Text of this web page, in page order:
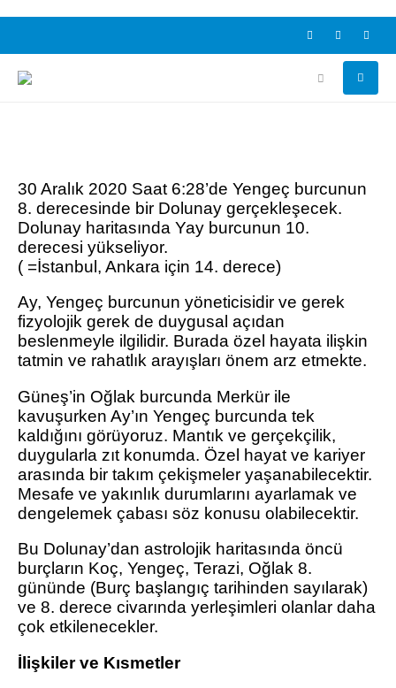
30 Aralık 2020 Saat 6:28’de Yengeç burcunun
8. derecesinde bir Dolunay gerçekleşecek.
Dolunay haritasında Yay burcunun 10.
derecesi yükseliyor.
( =İstanbul, Ankara için 14. derece)
Ay, Yengeç burcunun yöneticisidir ve gerek
fizyolojik gerek de duygusal açıdan
beslenmeyle ilgilidir. Burada özel hayata ilişkin
tatmin ve rahatlık arayışları önem arz etmekte.
Güneş’in Oğlak burcunda Merkür ile
kavuşurken Ay’ın Yengeç burcunda tek
kaldığını görüyoruz. Mantık ve gerçekçilik,
duygularla zıt konumda. Özel hayat ve kariyer
arasında bir takım çekişmeler yaşanabilecektir.
Mesafe ve yakınlık durumlarını ayarlamak ve
dengelemek çabası söz konusu olabilecektir.
Bu Dolunay’dan astrolojik haritasında öncü
burçların Koç, Yengeç, Terazi, Oğlak 8.
gününde (Burç başlangıç tarihinden sayılarak)
ve 8. derece civarında yerleşimleri olanlar daha
çok etkilenecekler.
İlişkiler ve Kısmetler